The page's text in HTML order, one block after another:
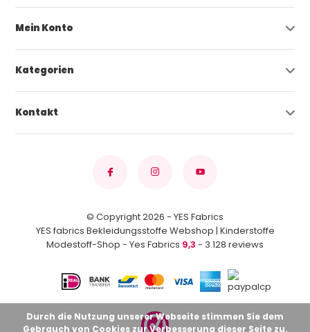
Mein Konto
Kategorien
Kontakt
© Copyright 2026 - YES Fabrics
YES fabrics Bekleidungsstoffe Webshop | Kinderstoffe
Modestoff-Shop - Yes Fabrics 9,3 - 3.128 reviews
Durch die Nutzung unserer Webseite stimmen Sie dem
Gebrauch von Cookies zur Verbesserung dieser Seite zu.